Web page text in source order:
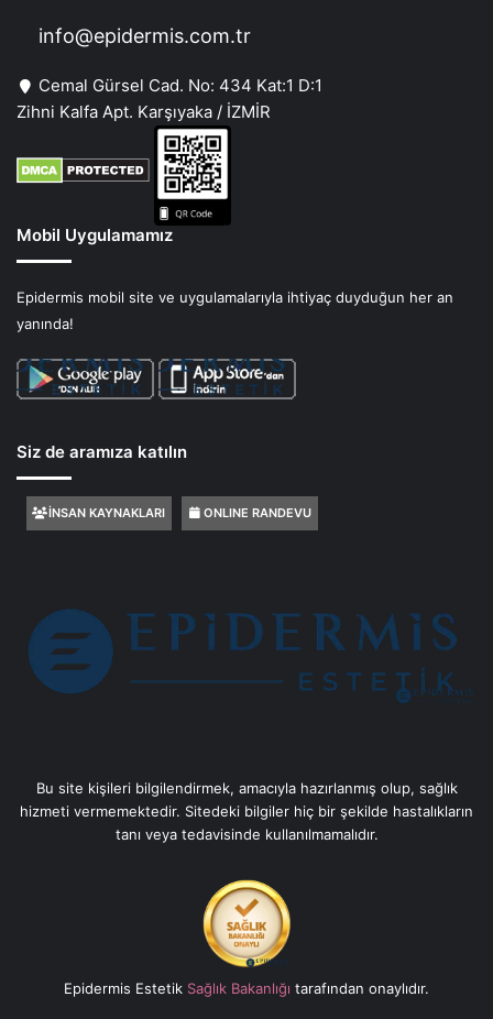
info@epidermis.com.tr
Cemal Gürsel Cad. No: 434 Kat:1 D:1
Zihni Kalfa Apt. Karşıyaka / İZMİR
Mobil Uygulamamız
Epidermis mobil site ve uygulamalarıyla ihtiyaç duyduğun her an
yanında!
Siz de aramıza katılın
İNSAN KAYNAKLARI ONLINE RANDEVU
Bu site kişileri bilgilendirmek, amacıyla hazırlanmış olup, sağlık
hizmeti vermemektedir. Sitedeki bilgiler hiç bir şekilde hastalıkların
tanı veya tedavisinde kullanılmamalıdır.
Epidermis Estetik Sağlık Bakanlığı tarafından onaylıdır.